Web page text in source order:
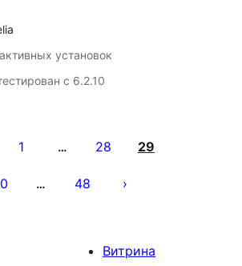
установок
с 6.2.10
1 … 28 29
… 48
Витрина